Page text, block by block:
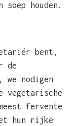
houden.
bent,
de
we nodigen
vegetarische
fervente
hun rijke